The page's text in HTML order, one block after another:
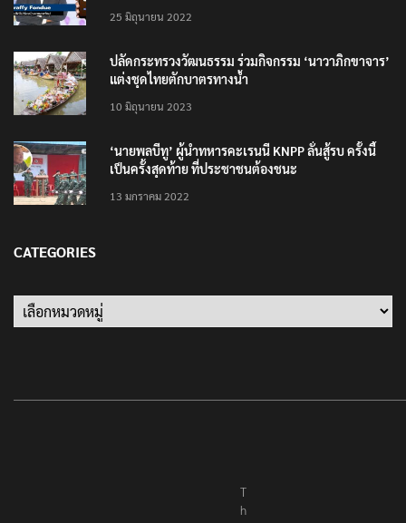
25 มิถุนายน 2022
ปลัดกระทรวงวัฒนธรรม ร่วมกิจกรรม ‘นาวาภิกขาจาร’
แต่งชุดไทยตักบาตรทางน้ำ
10 มิถุนายน 2023
‘นายพลบีทู’ ผู้นำทหารคะเรนนี KNPP ลั่นสู้รบ ครั้งนี้
เป็นครั้งสุดท้าย ที่ประชาชนต้องชนะ
13 มกราคม 2022
CATEGORIES
Categories
T
h